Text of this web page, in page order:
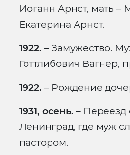
Иоганн Арнст, мать –
Екатерина Арнст.
1922. – Замужество.
Готтлибович Вагнер,
1922. – Рождение
1931, осень. – Переезд
Ленинград, где муж
пастором.